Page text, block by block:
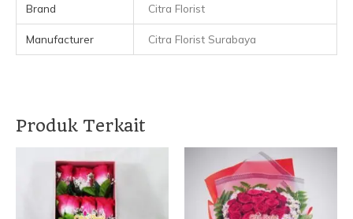
Brand Citra Florist
Manufacturer Citra Florist Surabaya
Produk Terkait